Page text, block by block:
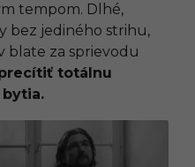
tempom. Dlhé,
bez jediného strihu,
blate za sprievodu
totálnu